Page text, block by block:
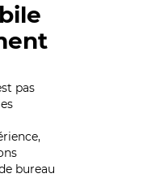
pas
bureau